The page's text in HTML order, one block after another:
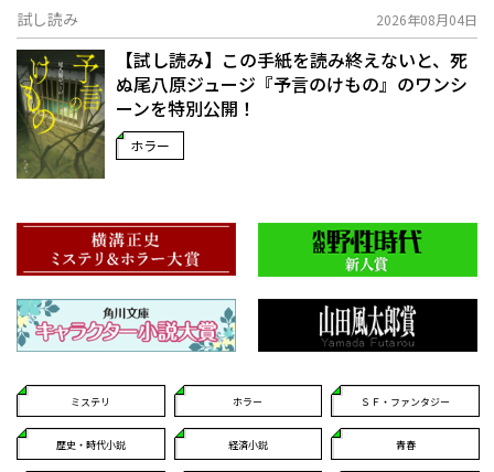
試し読み 2026年08月04日
【試し読み】この手紙を読み終えないと、死
ぬ――尾八原ジュージ『予言のけもの』のワンシ
ーンを特別公開！
ホラー
ミステリ ホラー ＳＦ・ファンタジー
歴史・時代小説 経済小説 青春